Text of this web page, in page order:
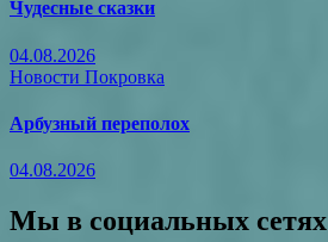
Чудесные сказки
04.08.2026
Новости Покровка
Арбузный переполох
04.08.2026
Мы в социальных сетях